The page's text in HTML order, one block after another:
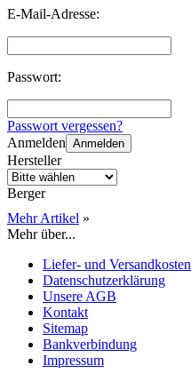
E-Mail-Adresse:
Passwort:
Passwort vergessen?
Anmelden Anmelden
Hersteller
Berger
Mehr Artikel »
Mehr über...
Liefer- und Versandkosten
Datenschutzerklärung
Unsere AGB
Kontakt
Sitemap
Bankverbindung
Impressum